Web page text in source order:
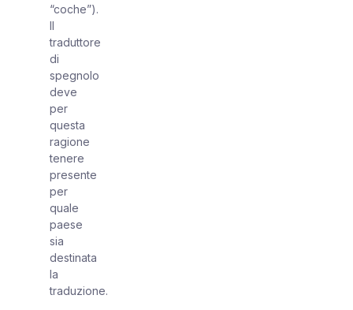
“coche”).
Il
traduttore
di
spegnolo
deve
per
questa
ragione
tenere
presente
per
quale
paese
sia
destinata
la
traduzione.